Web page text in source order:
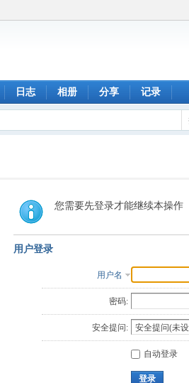
日志 相册 分享 记录
您需要先登录才能继续本操作
用户登录
用户名
密码:
安全提问:
自动登录
登录